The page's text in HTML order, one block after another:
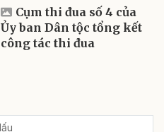
Cụm thi đua số 4 của
Ủy ban Dân tộc tổng kết
công tác thi đua